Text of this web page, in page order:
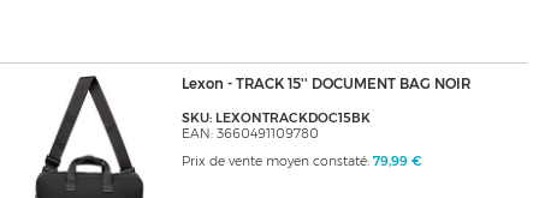
Lexon - TRACK 15'' DOCUMENT BAG NOIR
SKU: LEXONTRACKDOC15BK
EAN: 3660491109780
Prix de vente moyen constaté: 79,99 €